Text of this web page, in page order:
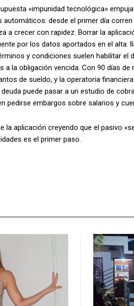
«impunidad tecnológica»
automáticos: desde el primer día
a crecer con rapidez. Borrar la
por los datos aportados en el alta:
y condiciones suelen habilitar
a la obligación vencida. Con 90 días
de sueldo, y la operatoria
puede pasar a un estudio de
pedirse embargos sobre salarios y
la aplicación creyendo que el pasivo
es el primer paso.